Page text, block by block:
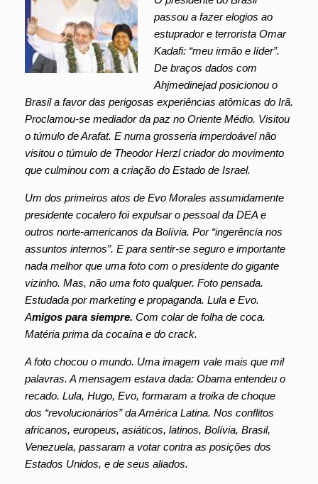
passou a fazer elogios ao
estuprador e terrorista Omar
Kadafi: “meu irmão e líder”.
De braços dados com
Ahjmedinejad posicionou o
Brasil a favor das perigosas experiências atômicas do Irã.
Proclamou-se mediador da paz no Oriente Médio. Visitou
o túmulo de Arafat. E numa grosseria imperdoável não
visitou o túmulo de Theodor Herzl criador do movimento
que culminou com a criação do Estado de Israel.
Um dos primeiros atos de Evo Morales assumidamente
presidente cocalero foi expulsar o pessoal da DEA e
outros norte-americanos da Bolívia. Por “ingerência nos
assuntos internos”. E para sentir-se seguro e importante
nada melhor que uma foto com o presidente do gigante
vizinho. Mas, não uma foto qualquer. Foto pensada.
Estudada por marketing e propaganda. Lula e Evo.
Amigos para siempre. Com colar de folha de coca.
Matéria prima da cocaína e do crack.
A foto chocou o mundo. Uma imagem vale mais que mil
palavras. A mensagem estava dada: Obama entendeu o
recado. Lula, Hugo, Evo, formaram a troika de choque
dos “revolucionários” da América Latina. Nos conflitos
africanos, europeus, asiáticos, latinos, Bolívia, Brasil,
Venezuela, passaram a votar contra as posições dos
Estados Unidos, e de seus aliados.